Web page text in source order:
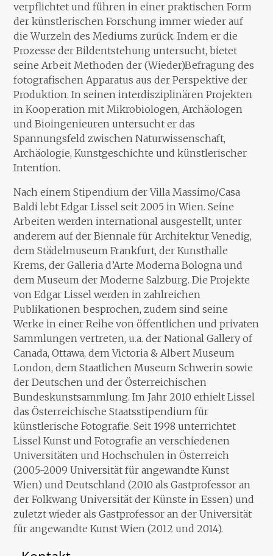
verpflichtet und führen in einer praktischen Form
der künstlerischen Forschung immer wieder auf
die Wurzeln des Mediums zurück. Indem er die
Prozesse der Bildentstehung untersucht, bietet
seine Arbeit Methoden der (Wieder)Befragung des
fotografischen Apparatus aus der Perspektive der
Produktion. In seinen interdisziplinären Projekten
in Kooperation mit Mikrobiologen, Archäologen
und Bioingenieuren untersucht er das
Spannungsfeld zwischen Naturwissenschaft,
Archäologie, Kunstgeschichte und künstlerischer
Intention.
Nach einem Stipendium der Villa Massimo/Casa
Baldi lebt Edgar Lissel seit 2005 in Wien. Seine
Arbeiten werden international ausgestellt, unter
anderem auf der Biennale für Architektur Venedig,
dem Städelmuseum Frankfurt, der Kunsthalle
Krems, der Galleria d’Arte Moderna Bologna und
dem Museum der Moderne Salzburg. Die Projekte
von Edgar Lissel werden in zahlreichen
Publikationen besprochen, zudem sind seine
Werke in einer Reihe von öffentlichen und privaten
Sammlungen vertreten, u.a. der National Gallery of
Canada, Ottawa, dem Victoria & Albert Museum
London, dem Staatlichen Museum Schwerin sowie
der Deutschen und der Österreichischen
Bundeskunstsammlung. Im Jahr 2010 erhielt Lissel
das Österreichische Staatsstipendium für
künstlerische Fotografie. Seit 1998 unterrichtet
Lissel Kunst und Fotografie an verschiedenen
Universitäten und Hochschulen in Österreich
(2005-2009 Universität für angewandte Kunst
Wien) und Deutschland (2010 als Gastprofessor an
der Folkwang Universität der Künste in Essen) und
zuletzt wieder als Gastprofessor an der Universität
für angewandte Kunst Wien (2012 und 2014).